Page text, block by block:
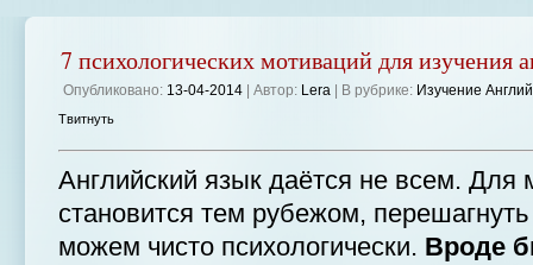
7 психологических мотиваций для изучения
Опубликовано: 13-04-2014 | Автор: Lera | В рубрике: Изучение
Твитнуть
Английский язык даётся не всем. Для
становится тем рубежом,
можем чисто психологически. Вроде